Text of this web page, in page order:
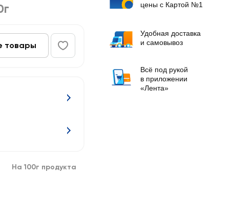
товары
На 100г продукта
цены с Картой №1
Удобная доставка
и самовывоз
Всё под рукой
в приложении
«Лента»